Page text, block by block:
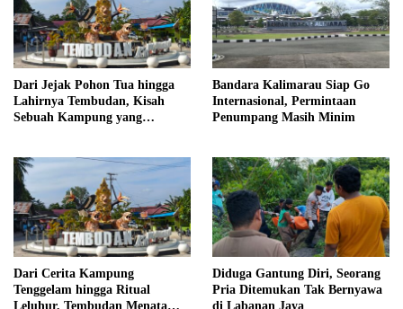
Dari Jejak Pohon Tua hingga
Lahirnya Tembudan, Kisah
Sebuah Kampung yang
Bandara Kalimarau Siap Go
Internasional, Permintaan
Penumpang Masih Minim
Dari Cerita Kampung
Tenggelam hingga Ritual
Leluhur, Tembudan Menata
Diduga Gantung Diri, Seorang
Pria Ditemukan Tak Bernyawa
di Labanan Jaya